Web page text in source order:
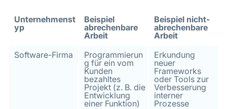
Unternehmenst
yp
Beispiel
abrechenbare
Arbeit
Beispiel nicht-
abrechenbare
Arbeit
Software-Firma
Programmierun
g für ein vom
Kunden
bezahltes
Projekt (z. B. die
Entwicklung
einer Funktion)
Erkundung
neuer
Frameworks
oder Tools zur
Verbesserung
interner
Prozesse